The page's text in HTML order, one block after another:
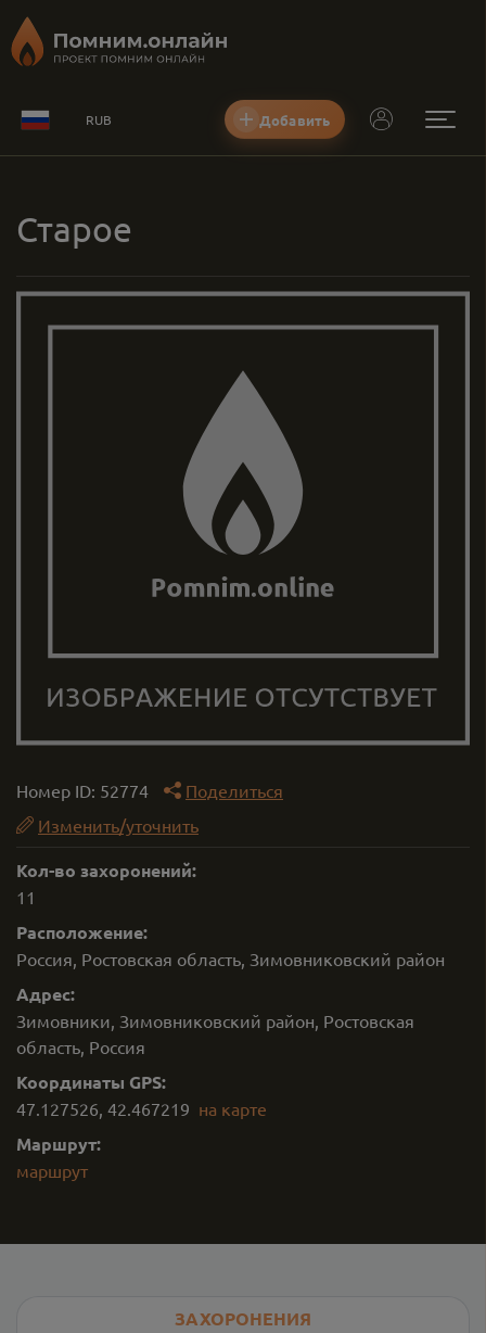
RUB Добавить
Старое
Номер ID: 52774
Поделиться
Изменить/уточнить
Кол-во захоронений:
11
Расположение:
Россия, Ростовская область, Зимовниковский район
Адрес:
Зимовники, Зимовниковский район, Ростовская
область, Россия
Координаты GPS:
47.127526, 42.467219 на карте
Маршрут:
маршрут
ЗАХОРОНЕНИЯ